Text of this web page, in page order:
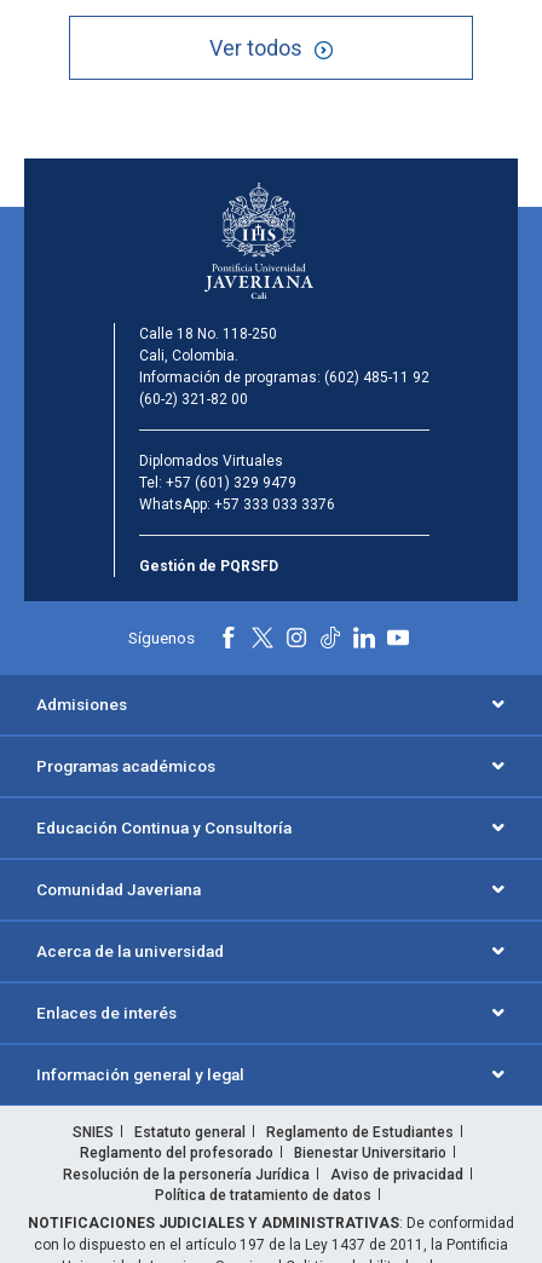
Ver todos
Calle 18 No. 118-250
Cali, Colombia.
Información de programas: (602) 485-11 92
(60-2) 321-82 00
Diplomados Virtuales
Tel: +57 (601) 329 9479
WhatsApp: +57 333 033 3376
Gestión de PQRSFD
Síguenos
Admisiones
Programas académicos
Educación Continua y Consultoría
Comunidad Javeriana
Acerca de la universidad
Enlaces de interés
Información general y legal
SNIES Estatuto general
Reglamento de Estudiantes
Reglamento del profesorado
Bienestar Universitario
Resolución de la personería Jurídica
Aviso de privacidad
Política de tratamiento de datos
NOTIFICACIONES JUDICIALES Y ADMINISTRATIVAS: De conformidad
con lo dispuesto en el artículo 197 de la Ley 1437 de 2011, la Pontificia